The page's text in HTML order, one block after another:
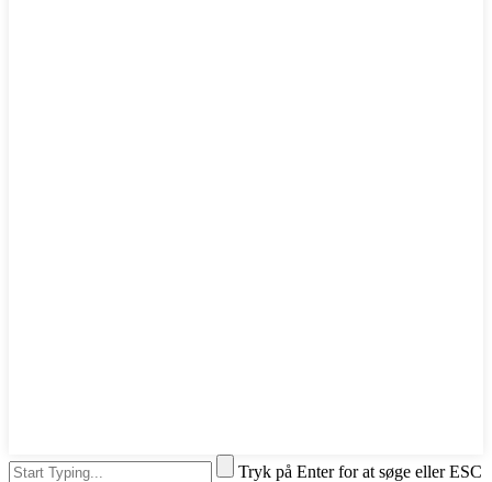
Tryk på Enter for at søge eller ESC